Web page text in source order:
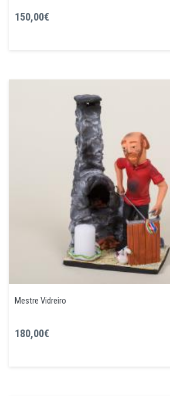
150,00€
Mestre Vidreiro
180,00€